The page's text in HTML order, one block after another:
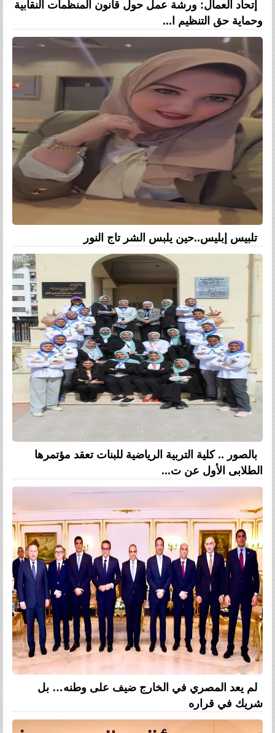
إتحاد العمال: ورشة عمل حول قانون المنظمات النقابية
وحماية حق التنظيم ا...
تلبيس إبليس..حين يلبس الشر تاج النور
بالصور .. كلية التربية الرياضية للبنات تعقد مؤتمرها
الطلابى الأول عن ت...
لم يعد المصري في الخارج ضيف على وطنه… بل
شريك في قراره